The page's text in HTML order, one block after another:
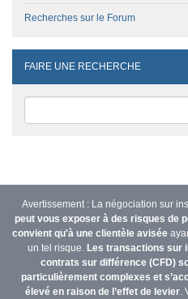
Recherches sur le Forum
FAIRE UNE RECHERCHE
Avertissement : La négociation sur
peut vous exposer à des risques de
convient qu'à une clientèle avisée
un tel risque. Les transactions sur
contrats sur différence (CFD)
particulièrement complexes et
élevé en raison de l’effet de levier.